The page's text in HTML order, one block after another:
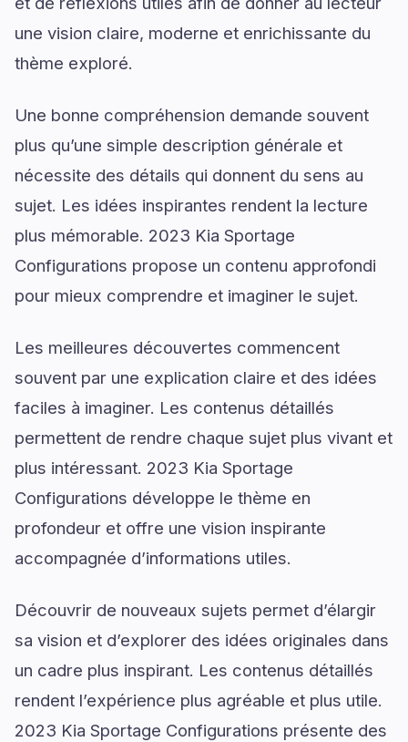
une vision claire, moderne et enrichissante du
thème exploré.
Une bonne compréhension demande souvent
plus qu’une simple description générale et
nécessite des détails qui donnent du sens au
sujet. Les idées inspirantes rendent la lecture
plus mémorable. 2023 Kia Sportage
Configurations propose un contenu approfondi
pour mieux comprendre et imaginer le sujet.
Les meilleures découvertes commencent
souvent par une explication claire et des idées
faciles à imaginer. Les contenus détaillés
permettent de rendre chaque sujet plus vivant et
plus intéressant. 2023 Kia Sportage
Configurations développe le thème en
profondeur et offre une vision inspirante
accompagnée d’informations utiles.
Découvrir de nouveaux sujets permet d’élargir
sa vision et d’explorer des idées originales dans
un cadre plus inspirant. Les contenus détaillés
rendent l’expérience plus agréable et plus utile.
2023 Kia Sportage Configurations présente des